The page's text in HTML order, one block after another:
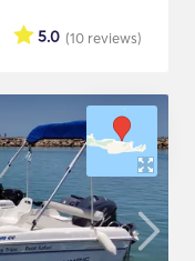
(10 reviews)
5.0